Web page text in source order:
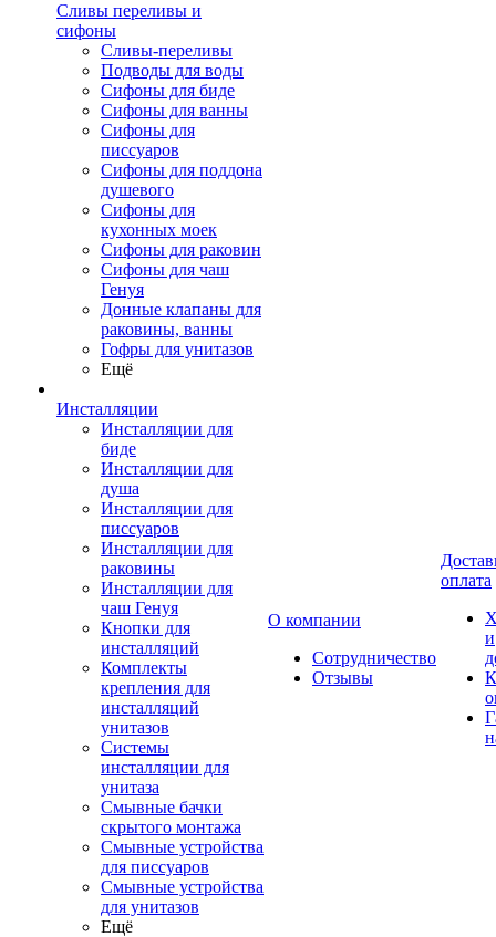
Сливы переливы и
сифоны
Сливы-переливы
Подводы для воды
Сифоны для биде
Сифоны для ванны
Сифоны для
писсуаров
Сифоны для поддона
душевого
Сифоны для
кухонных моек
Сифоны для раковин
Сифоны для чаш
Генуя
Донные клапаны для
раковины, ванны
Гофры для унитазов
Ещё
Инсталляции
Инсталляции для
биде
Инсталляции для
душа
Инсталляции для
писсуаров
Инсталляции для
раковины
Инсталляции для
чаш Генуя
Кнопки для
инсталляций
Комплекты
крепления для
инсталляций
унитазов
Системы
инсталляции для
унитаза
Смывные бачки
скрытого монтажа
Смывные устройства
для писсуаров
Смывные устройства
для унитазов
Ещё
О компании
Сотрудничество
Отзывы
оплата
и